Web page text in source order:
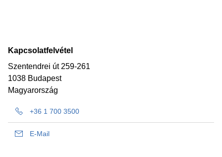
Kapcsolatfelvétel
Szentendrei út 259-261
1038 Budapest
Magyarország
+36 1 700 3500
E-Mail